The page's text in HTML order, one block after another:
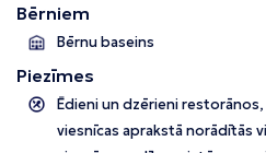
Bērniem
Bērnu baseins
Piezīmes
Ēdieni un dzērieni
viesnīcas aprakstā norādītās